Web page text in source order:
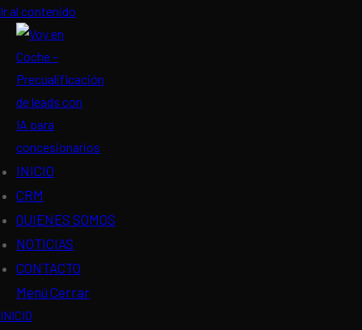
Ir al contenido
INICIO
CRM
QUIENES SOMOS
NOTICIAS
CONTACTO
Menú Cerrar
INICIO